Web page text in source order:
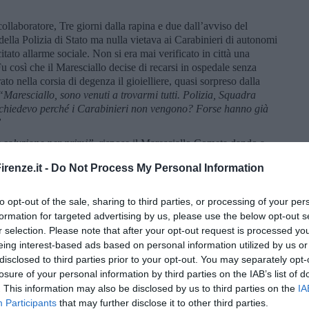
- Do Not Process My Personal Information
opt-out of the sale, sharing to third parties, or processing of your
for targeted advertising by us, please use the below opt-out
selection. Please note that after your opt-out request is processed
interest-based ads based on personal information utilized by us
to third parties prior to your opt-out. You may separately
of your personal information by third parties on the IAB’s list of
This information may also be disclosed by us to third parties on the
Participants that may further disclose it to other third parties.
Tre giorni dalla rapina e due dall’avviso del
Polizia di Stato ma nulla vietava ai Carabinieri di autonomi
allarme sociale. Non si era mai verificato in città una
così che il Maresciallo decise di recarsi in ospedale senza
nella corsia di degenza il gioielliere, quasi sorpreso dalla
sono venuti a trovarmi tutti. Polizia, Squadra
perché i Carabinieri non vengono? Forse hanno già
per primi”,rispose il Maresciallo Cometa dando a
E aggiunse:
Lei è un orefice, è abituato a osservare le persone,
che indossano.”
io penso a quella donna da dopo l’operazione.
il medico mi ha comunicato di essere fuori pericolo, il mio
del giorno prima.
Nessuno dei suoi colleghi mi ha posto
pensarla. Ha chiesto di vedere gli stessi orologi che poi il
potevano essere le 17.30. Alla porta si è presentata
Magra, bionda. Ho avuto un momento di incertezza prima di
poi mi sembrava così giovane, e così tranquilla. Ho aperto,
un accento toscano. Forse romano. O giù di li. Mi chiese